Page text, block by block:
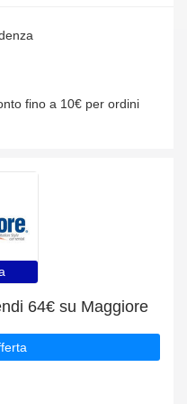
fino a 10€ per ordini
64€ su Maggiore